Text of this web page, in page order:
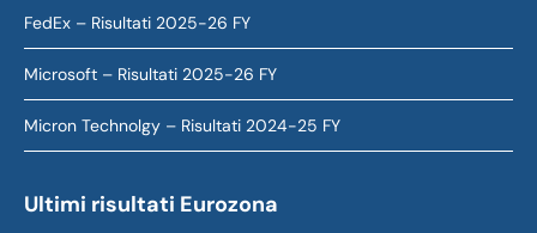
FedEx – Risultati 2025-26 FY
Microsoft – Risultati 2025-26 FY
Micron Technolgy – Risultati 2024-25 FY
Ultimi risultati Eurozona